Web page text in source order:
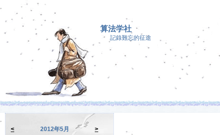
算法学社
記錄難忘的征途
< 2012年5月
>